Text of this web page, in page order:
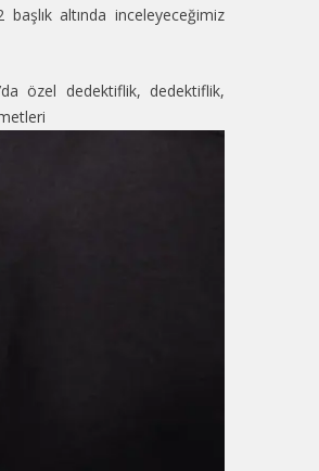
altında inceleyeceğimiz
özel dedektiflik, dedektiflik,